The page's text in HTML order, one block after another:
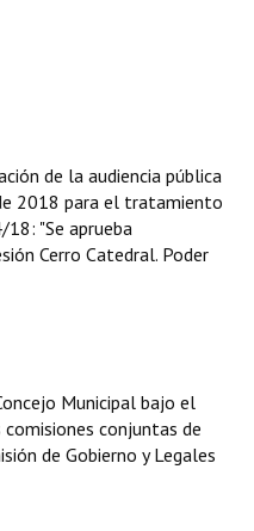
de la audiencia pública
2018 para el tratamiento
"Se aprueba
Cerro Catedral. Poder
Municipal bajo el
conjuntas de
de Gobierno y Legales